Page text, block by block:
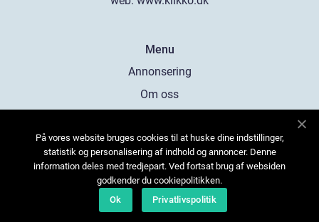
Menu
Annonsering
Om oss
Kontakta oss
Sitemap
På vores website bruges cookies til at huske dine indstillinger,
statistik og personalisering af indhold og annoncer. Denne
information deles med tredjepart. Ved fortsat brug af websiden
godkender du cookiepolitikken.
Ok
Privatlivspolitik